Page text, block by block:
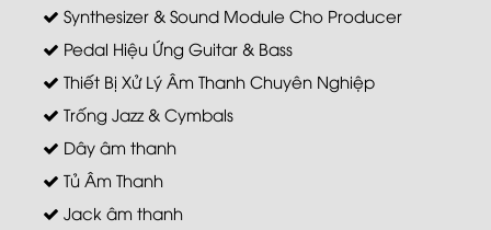
Synthesizer & Sound Module Cho Producer
Pedal Hiệu Ứng Guitar & Bass
Thiết Bị Xử Lý Âm Thanh Chuyên Nghiệp
Trống Jazz & Cymbals
Dây âm thanh
Tủ Âm Thanh
Jack âm thanh